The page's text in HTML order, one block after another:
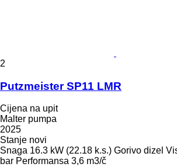
2
Putzmeister SP11 LMR
Cijena na upit
Malter pumpa
2025
Stanje novi
Snaga 16.3 kW (22.18 k.s.) Gorivo dizel
bar Performansa 3,6 m3/č